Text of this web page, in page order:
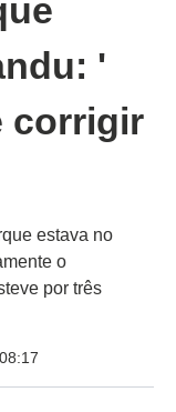
'
corrigir
estava no
o
por três